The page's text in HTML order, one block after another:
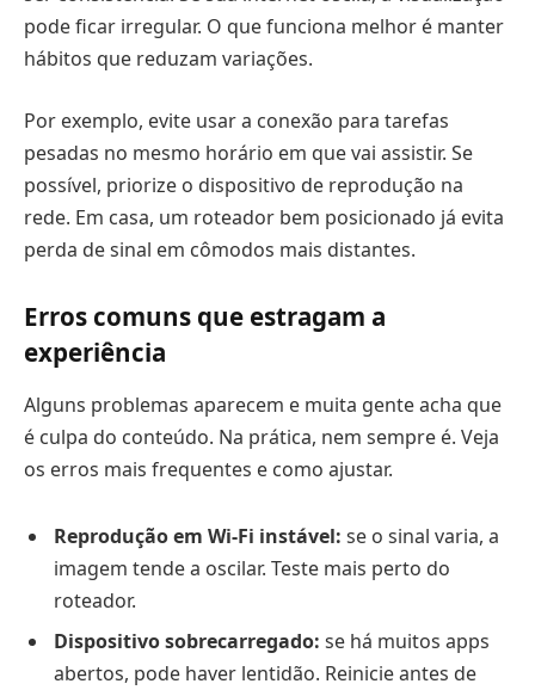
pode ficar irregular. O que funciona melhor é manter
hábitos que reduzam variações.
Por exemplo, evite usar a conexão para tarefas
pesadas no mesmo horário em que vai assistir. Se
possível, priorize o dispositivo de reprodução na
rede. Em casa, um roteador bem posicionado já evita
perda de sinal em cômodos mais distantes.
Erros comuns que estragam a
experiência
Alguns problemas aparecem e muita gente acha que
é culpa do conteúdo. Na prática, nem sempre é. Veja
os erros mais frequentes e como ajustar.
Reprodução em Wi-Fi instável: se o sinal varia, a
imagem tende a oscilar. Teste mais perto do
roteador.
Dispositivo sobrecarregado: se há muitos apps
abertos, pode haver lentidão. Reinicie antes de